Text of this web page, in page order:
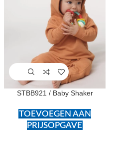
STBB921 / Baby Shaker
TOEVOEGEN AAN
PRIJSOPGAVE